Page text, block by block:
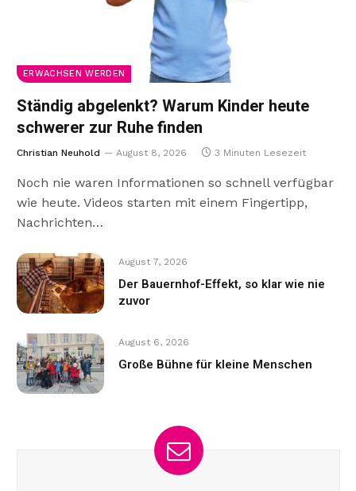
ERWACHSEN WERDEN
Ständig abgelenkt? Warum Kinder heute
schwerer zur Ruhe finden
Christian Neuhold August 8, 2026 3 Minuten Lesezeit
Noch nie waren Informationen so schnell verfügbar
wie heute. Videos starten mit einem Fingertipp,
Nachrichten…
August 7, 2026
Der Bauernhof-Effekt, so klar wie nie
zuvor
August 6, 2026
Große Bühne für kleine Menschen